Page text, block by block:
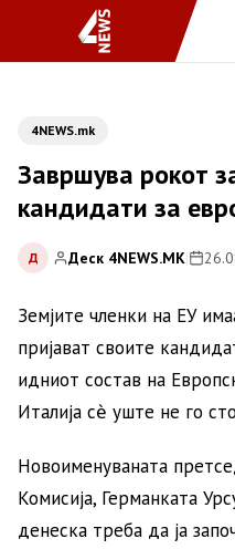
4NEWS.mk
Завршува рокот
кандидати за
Д Деск 4NEWS.MK|
Земјите членки на ЕУ
пријават своите
идниот состав на
Италија сѐ уште не го
Новоименуваната
Комисија, Германката
денеска треба да ја